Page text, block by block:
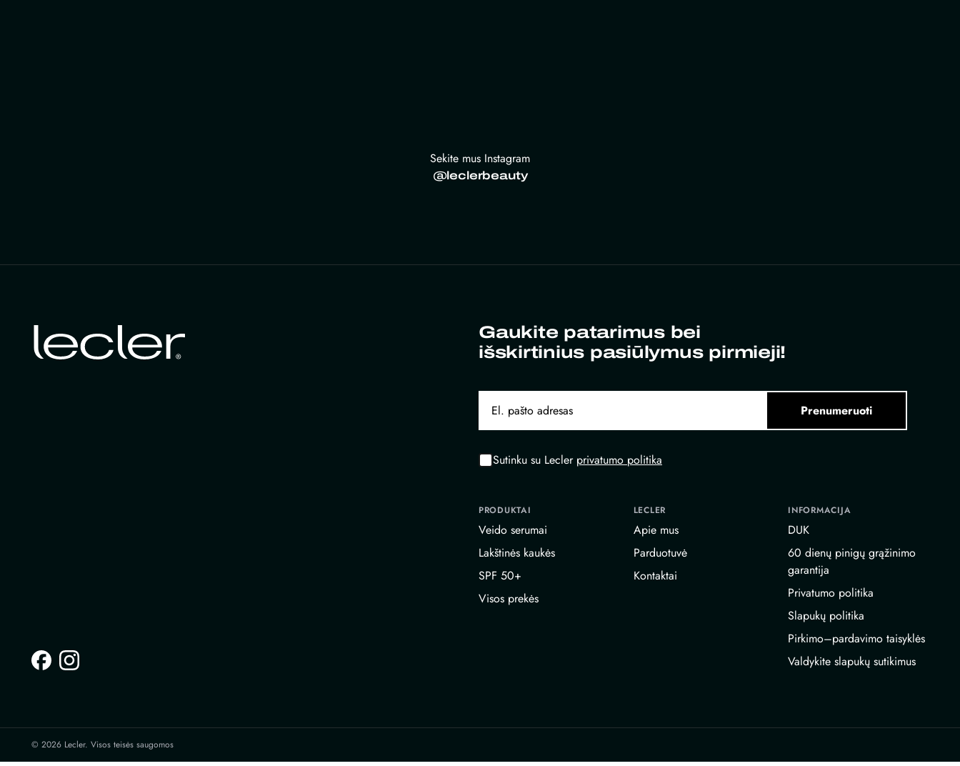
Sekite mus Instagram
@leclerbeauty
Gaukite patarimus bei
išskirtinius pasiūlymus pirmieji!
Prenumeruoti
Sutinku su Lecler privatumo politika
PRODUKTAI
Veido serumai
Lakštinės kaukės
SPF 50+
Visos prekės
LECLER
Apie mus
Parduotuvė
Kontaktai
INFORMACIJA
DUK
60 dienų pinigų grąžinimo
garantija
Privatumo politika
Slapukų politika
Pirkimo–pardavimo taisyklės
Valdykite slapukų sutikimus
© 2026 Lecler. Visos teisės saugomos